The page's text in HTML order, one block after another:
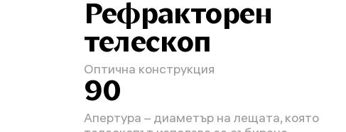
Рефракторен
телескоп
Оптична конструкция
90
Апертура – диаметър на лещата, която